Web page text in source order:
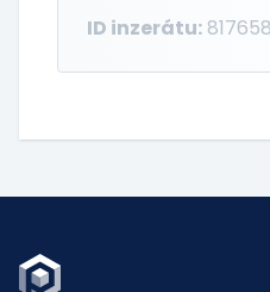
ID inzerátu: 817658